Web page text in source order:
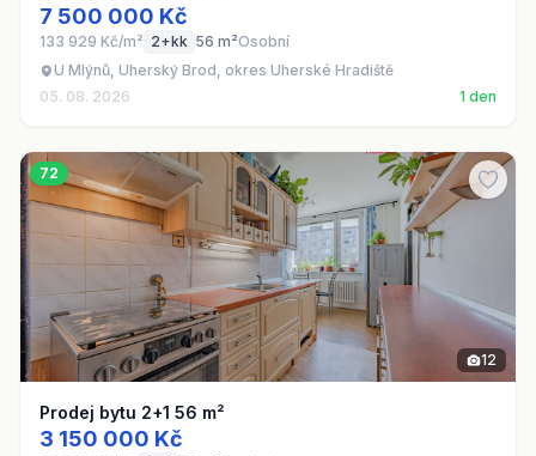
7 500 000 Kč
133 929 Kč/m² 2+kk 56 m²Osobní
U Mlýnů, Uherský Brod, okres Uherské Hradiště
05. 08. 2026
1 den
72
12
Prodej bytu 2+1 56 m²
3 150 000 Kč